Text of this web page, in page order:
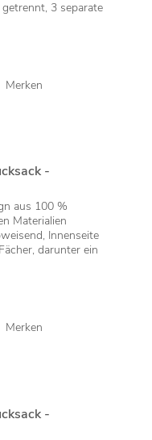
3 separate
Merken
-
aus 100 %
Materialien
Innenseite
darunter ein
Merken
-